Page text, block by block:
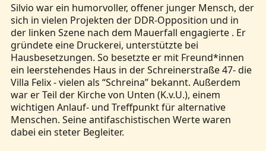
Silvio war ein humorvoller, offener junger Mensch, der
sich in vielen Projekten der DDR-Opposition und in
der linken Szene nach dem Mauerfall engagierte . Er
gründete eine Druckerei, unterstützte bei
Hausbesetzungen. So besetzte er mit Freund*innen
ein leerstehendes Haus in der Schreinerstraße 47- die
Villa Felix - vielen als “Schreina” bekannt. Außerdem
war er Teil der Kirche von Unten (K.v.U.), einem
wichtigen Anlauf- und Treffpunkt für alternative
Menschen. Seine antifaschistischen Werte waren
dabei ein steter Begleiter.